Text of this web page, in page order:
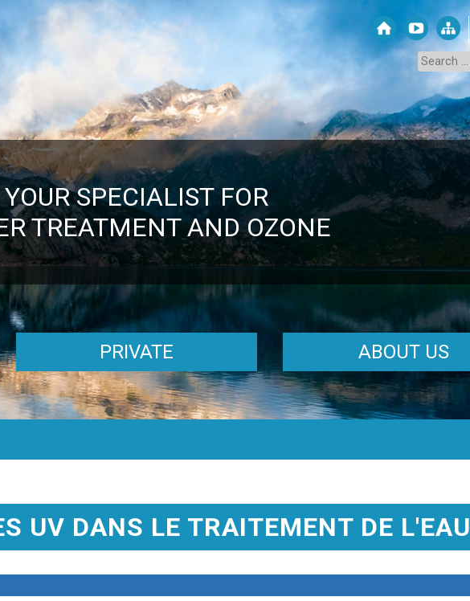
YOUR SPECIALIST FOR
TREATMENT AND OZONE
PRIVATE ABOUT US
UV DANS LE TRAITEMENT DE L'EAU